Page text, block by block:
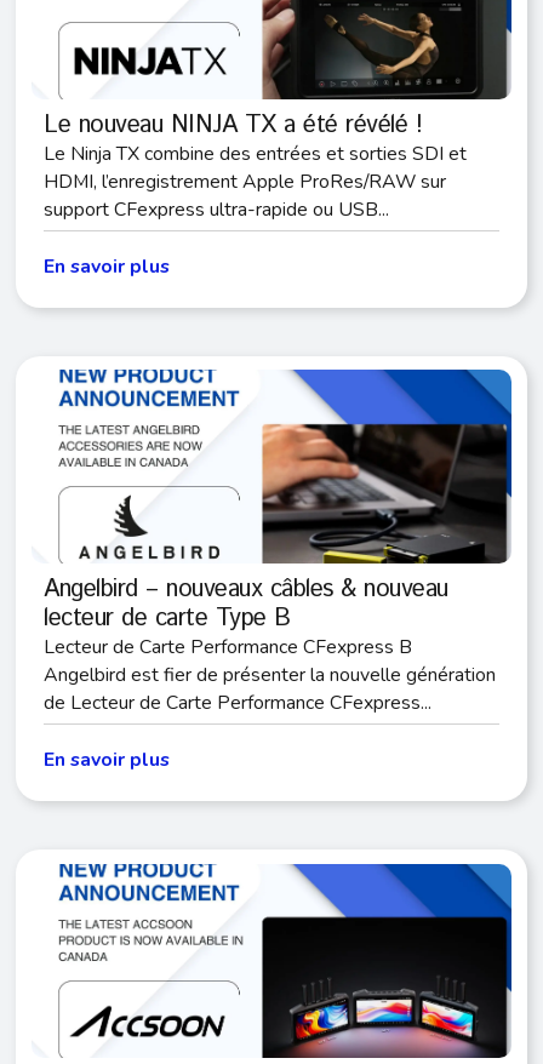
Le nouveau NINJA TX a été révélé !
Le Ninja TX combine des entrées et sorties SDI et
HDMI, l’enregistrement Apple ProRes/RAW sur
support CFexpress ultra-rapide ou USB...
En savoir plus
Angelbird – nouveaux câbles & nouveau
lecteur de carte Type B
Lecteur de Carte Performance CFexpress B
Angelbird est fier de présenter la nouvelle génération
de Lecteur de Carte Performance CFexpress...
En savoir plus